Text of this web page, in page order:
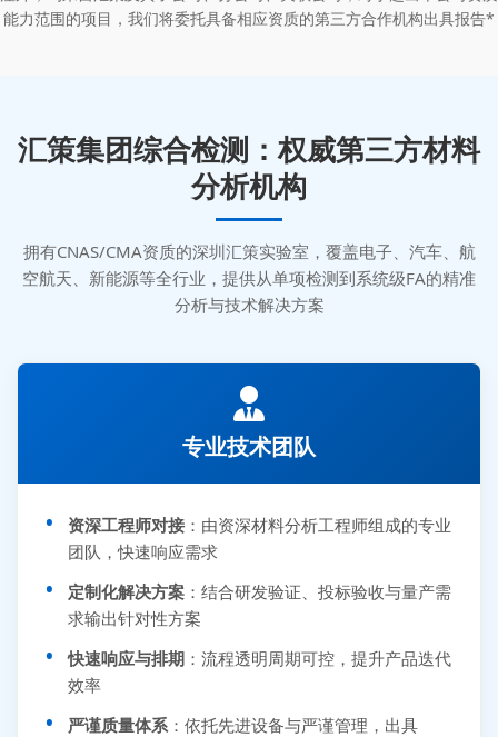
能力范围的项目，我们将委托具备相应资质的第三方合作机构出具报告*
汇策集团综合检测：权威第三方材料
分析机构
拥有CNAS/CMA资质的深圳汇策实验室，覆盖电子、汽车、航
空航天、新能源等全行业，提供从单项检测到系统级FA的精准
分析与技术解决方案
专业技术团队
资深工程师对接 ：由资深材料分析工程师组成的专业
团队，快速响应需求
定制化解决方案 ：结合研发验证、投标验收与量产需
求输出针对性方案
快速响应与排期 ：流程透明周期可控，提升产品迭代
效率
严谨质量体系 ：依托先进设备与严谨管理，出具